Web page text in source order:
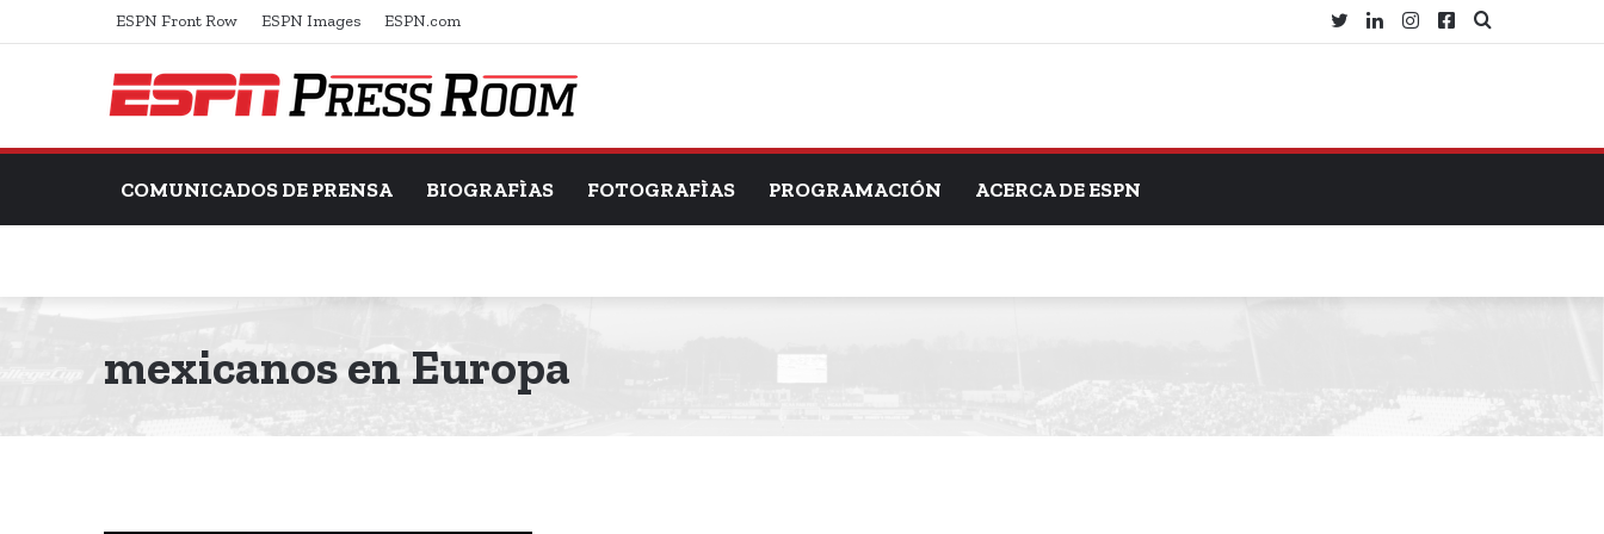
ESPN Front Row ESPN Images ESPN.com
Search
Facebook
Instagram
LinkedIn
Twitter
COMUNICADOS DE PRENSA BIOGRAFÌAS FOTOGRAFÌAS PROGRAMACIÓN ACERCA DE ESPN
mexicanos en Europa